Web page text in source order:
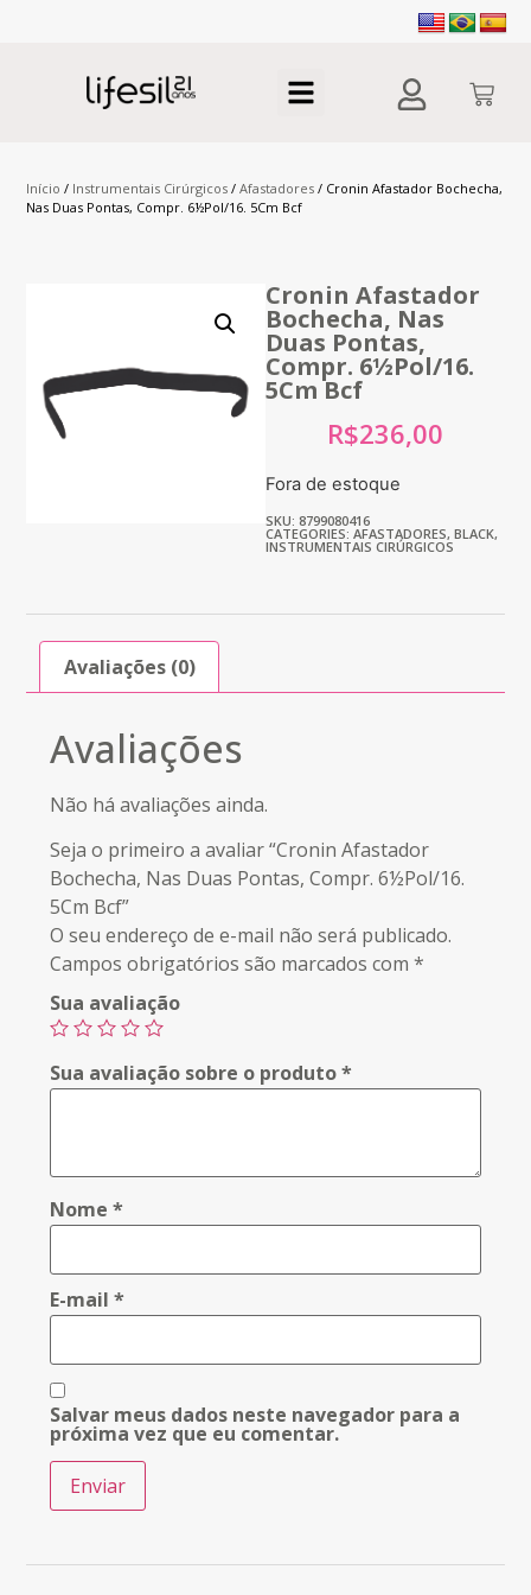
Início / Instrumentais Cirúrgicos /Afastadores / Cronin Afastador Bochecha,
Nas Duas Pontas, Compr. 6½Pol/16. 5Cm Bcf
Cronin Afastador
Bochecha, Nas
Duas Pontas,
Compr. 6½Pol/16.
5Cm Bcf
R$236,00
Fora de estoque
SKU: 8799080416
CATEGORIES: AFASTADORES, BLACK,
INSTRUMENTAIS CIRÚRGICOS
Avaliações (0)
Avaliações
Não há avaliações ainda.
Seja o primeiro a avaliar “Cronin Afastador
Bochecha, Nas Duas Pontas, Compr. 6½Pol/16.
5Cm Bcf”
O seu endereço de e-mail não será publicado.
Campos obrigatórios são marcados com*
Sua avaliação
Sua avaliação sobre o produto*
Nome*
E-mail*
Salvar meus dados neste navegador para a
próxima vez que eu comentar.